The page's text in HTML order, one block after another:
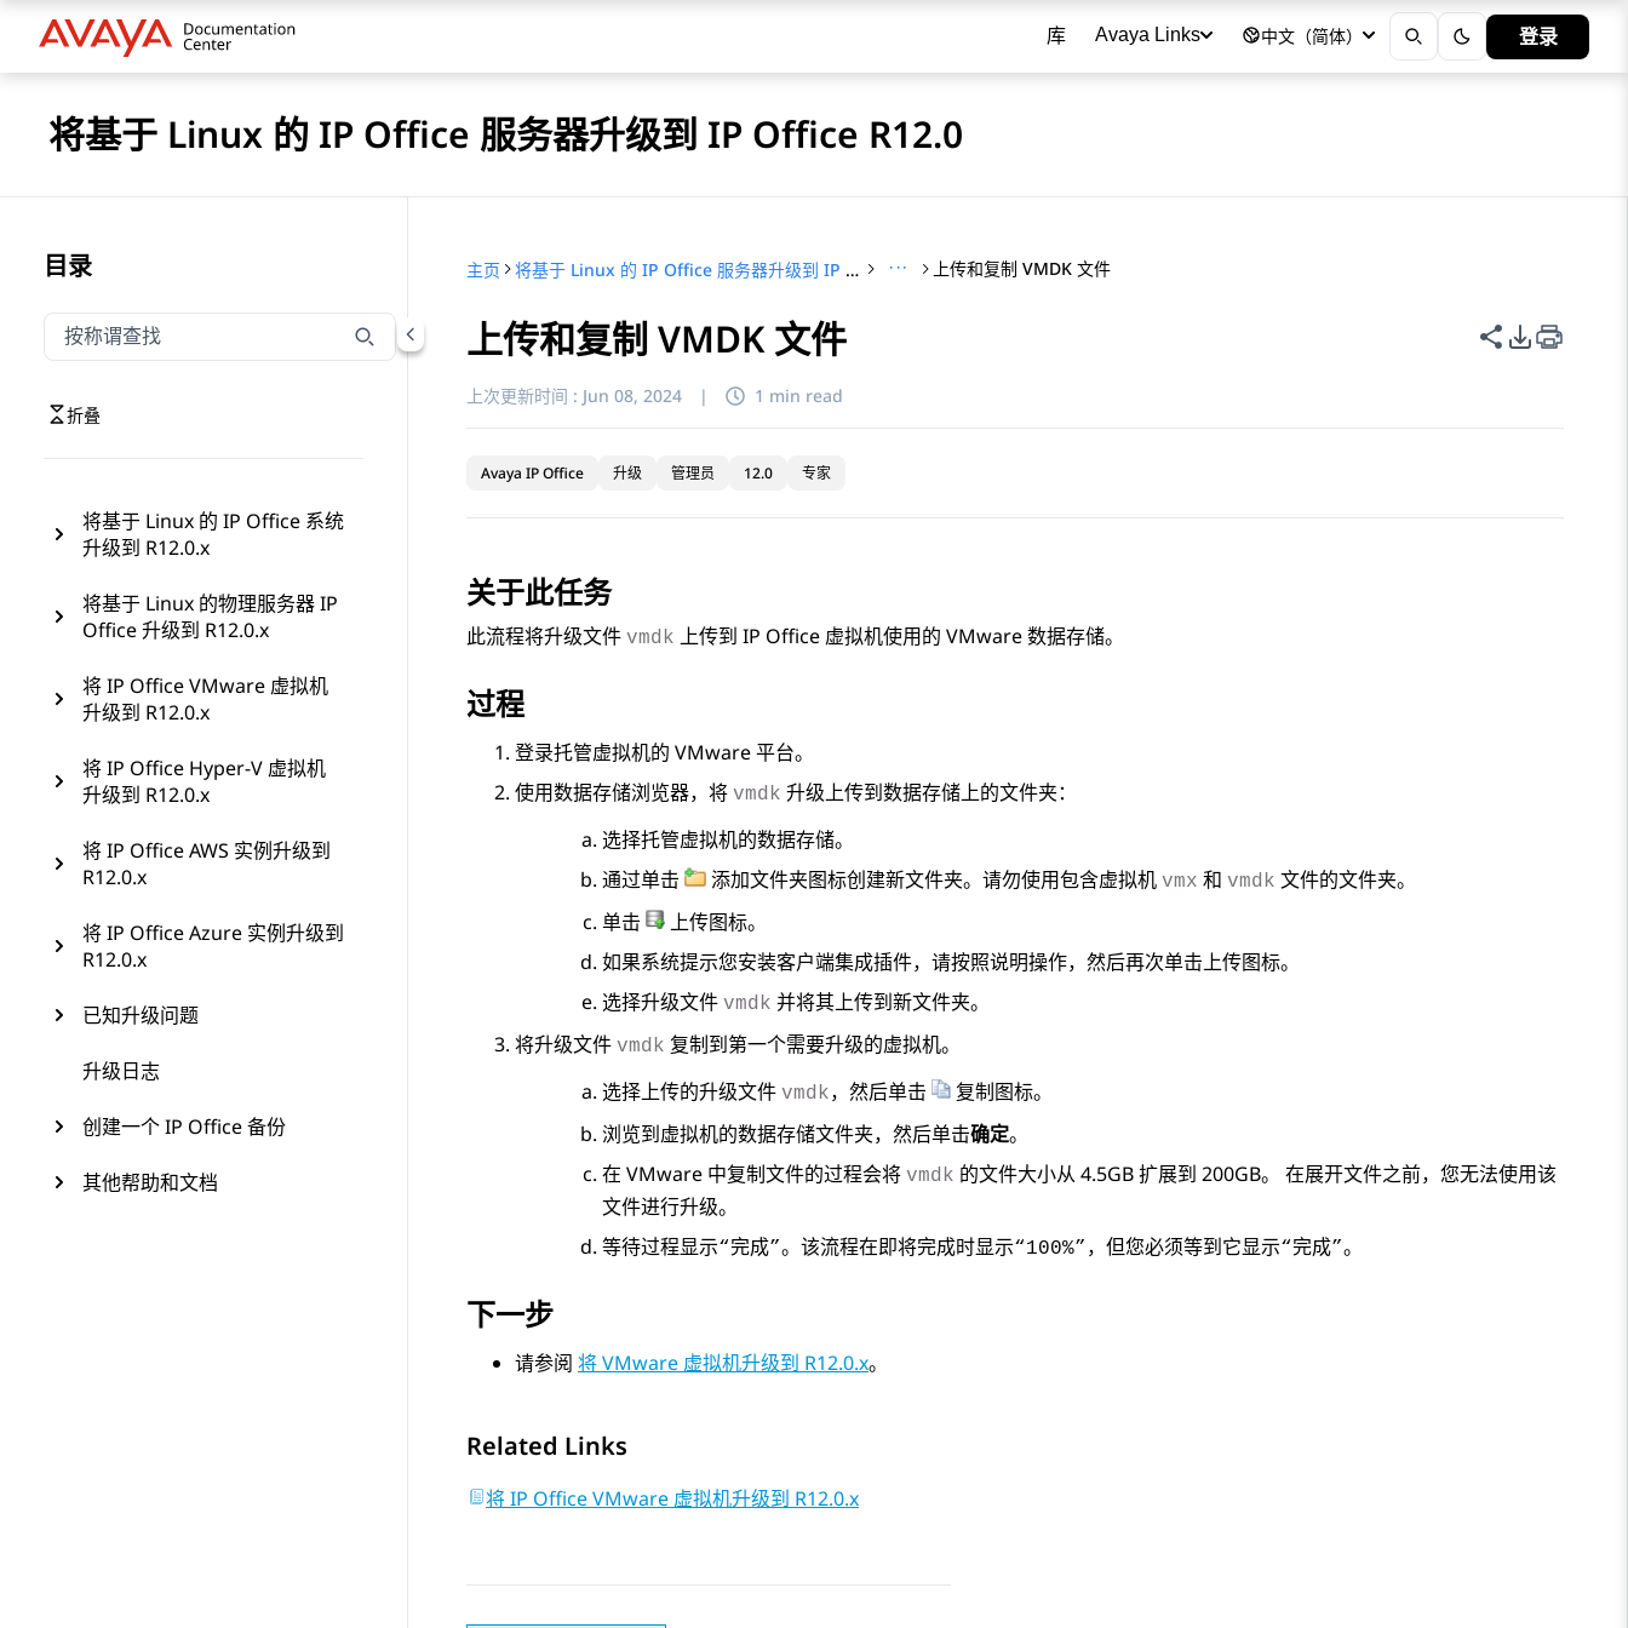
库 Avaya Links 中文（简体） 登录
将基于 Linux 的 IP Office 服务器升级到 IP Office R12.0
目录
按称谓筛选导航
输入内容以按称谓筛选导航项
折叠
将基于 Linux 的 IP Office 系统
升级到 R12.0.x
将基于 Linux 的物理服务器 IP
Office 升级到 R12.0.x
将 IP Office VMware 虚拟机
升级到 R12.0.x
将 IP Office Hyper-V 虚拟机
升级到 R12.0.x
将 IP Office AWS 实例升级到
R12.0.x
将 IP Office Azure 实例升级到
R12.0.x
已知升级问题
升级日志
创建一个 IP Office 备份
其他帮助和文档
主页 将基于 Linux 的 IP Office 服务器升级到 IP Office R12.0 ··· 上传和复制 VMDK 文件
上传和复制 VMDK 文件 共享此页面
PDF 导出
上次更新时间 : Jun 08, 2024 | 1 min read
Avaya IP Office 升级 管理员 12.0 专家
关于此任务
此流程将升级文件 vmdk 上传到 IP Office 虚拟机使用的 VMware 数据存储。
过程
登录托管虚拟机的 VMware 平台。
使用数据存储浏览器，将 vmdk 升级上传到数据存储上的文件夹：
选择托管虚拟机的数据存储。
通过单击
添加文件夹图标创建新文件夹。请勿使用包含虚拟机 vmx 和 vmdk 文件的文件夹。
单击
上传图标。
如果系统提示您安装客户端集成插件，请按照说明操作，然后再次单击上传图标。
选择升级文件 vmdk 并将其上传到新文件夹。
将升级文件 vmdk 复制到第一个需要升级的虚拟机。
选择上传的升级文件 vmdk，然后单击
复制图标。
浏览到虚拟机的数据存储文件夹，然后单击确定。
在 VMware 中复制文件的过程会将 vmdk 的文件大小从 4.5GB 扩展到 200GB。 在展开文件之前，您无法使用该
文件进行升级。
等待过程显示“完成”。该流程在即将完成时显示“100%” ，但您必须等到它显示“完成”。
下一步
请参阅 将 VMware 虚拟机升级到 R12.0.x。
Related Links
将 IP Office VMware 虚拟机升级到 R12.0.x